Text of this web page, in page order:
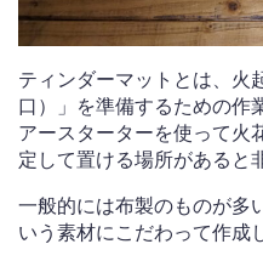
ティンダーマットとは、火
口）」を準備するための作
アースターターを使って火
定して置ける場所があると
一般的には布製のものが多
いう素材にこだわって作成